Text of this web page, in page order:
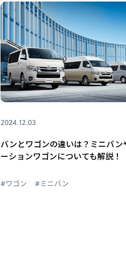
2024.12.03
バンとワゴンの違いは？ミニバン
ーションワゴンについても解説！
#ワゴン #ミニバン